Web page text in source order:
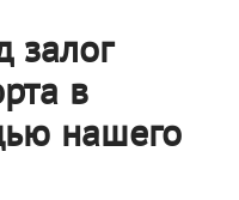
залог
в
нашего